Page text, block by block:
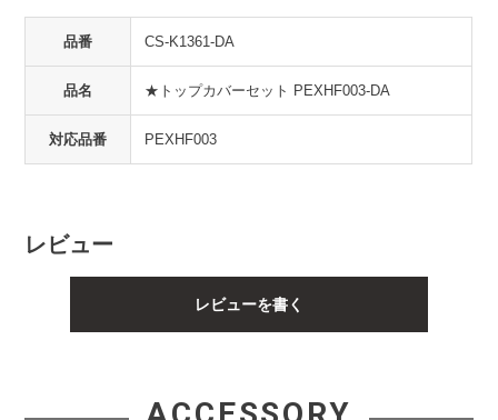
品番 CS-K1361-DA
品名 ★トップカバーセット PEXHF003-DA
対応品番 PEXHF003
レビュー
レビューを書く